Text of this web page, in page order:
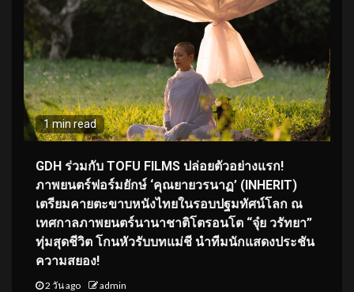
1 min read
GDH ร่วมกับ TOFU FILMS ปล่อยตัวอย่างแรก!
ภาพยนตร์ฟอร์มยักษ์ ‘คุณยายวรนาฏ’ (INHERIT)
เตรียมคายตะขาบหนังไทยในรอบปฐมทัศน์โลก ณ
เทศกาลภาพยนตร์นานาชาติโตรอนโต “จุ๋ย วรัทยา”
ทุ่มสุดชีวิต โกนหัวรับบทแม่ชี นำทีมนักแสดงประชัน
ความสยอง!
2 วัน ago admin